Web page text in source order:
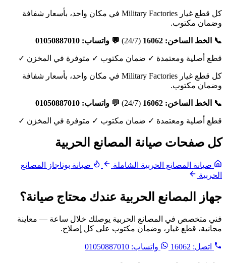
كل قطع غيار Military Factories في مكان واحد، بأسعار شفافة
وضمان مكتوب.
📞 الخط الساخن: 16062 (24/7) 💬 واتساب: 01050887010
قطع أصلية ومعتمدة ✓ ضمان مكتوب ✓ متوفرة في المخزن ✓
كل قطع غيار Military Factories في مكان واحد، بأسعار شفافة
وضمان مكتوب.
📞 الخط الساخن: 16062 (24/7) 💬 واتساب: 01050887010
قطع أصلية ومعتمدة ✓ ضمان مكتوب ✓ متوفرة في المخزن ✓
كل صفحات صيانة المصانع الحربية
صيانة المصانع الحربية الشاملة
صيانة بوتاجاز المصانع
الحربية
جهاز المصانع الحربية عندك محتاج صيانة؟
فني متخصص في المصانع الحربية يوصلك خلال ساعة — معاينة
مجانية، قطع غيار، وضمان مكتوب على كل إصلاح.
اتصل: 16062 واتساب: 01050887010